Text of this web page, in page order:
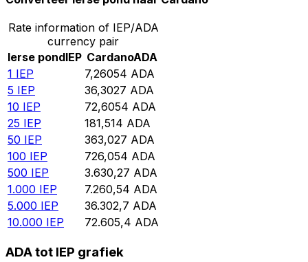
Rate information of IEP/ADA
currency pair
Ierse pondIEP CardanoADA
1 IEP 7,26054 ADA
5 IEP 36,3027 ADA
10 IEP 72,6054 ADA
25 IEP 181,514 ADA
50 IEP 363,027 ADA
100 IEP 726,054 ADA
500 IEP 3.630,27 ADA
1.000 IEP 7.260,54 ADA
5.000 IEP 36.302,7 ADA
10.000 IEP 72.605,4 ADA
ADA tot IEP grafiek